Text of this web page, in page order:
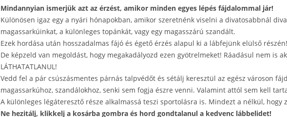
Mindannyian ismerjük azt az érzést, amikor minden egyes lépés fájdalommal jár!
Különösen igaz egy a nyári hónapokban, amikor szeretnénk viselni a divatosabbnál
magassarkúinkat, a különleges topánkát, vagy egy magasszárú szandált.
Ezek hordása után hosszadalmas fájó és égető érzés alapul ki a lábfejünk elülső részén!
De képzeld van megoldást, hogy megakadályozd ezen gyötrelmeket! Ráadásul nem is
LÁTHATATLANUL!
Vedd fel a pár csúszásmentes párnás talpvédőt és sétálj keresztül az egész városon
magassarkúhoz, szandálokhoz, senki sem fogja észre venni. Valamint attól sem kell
A különleges légáteresztő része alkalmassá teszi sportolásra is. Mindezt a nélkül, hogy
Ne hezitálj, klikkelj a kosárba gombra és hord gondtalanul a kedvenc lábbelidet!